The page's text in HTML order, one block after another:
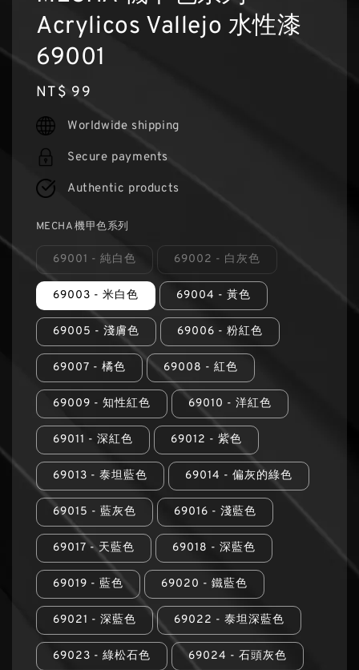
Acrylicos Vallejo 水性漆
69001
Regular
price
NT$ 99
Worldwide shipping
Secure payments
Authentic products
MECHA 機甲色系列
69001 - 純白色 69002 - 白灰色
69003 - 米白色 69004 - 黃色
69005 - 淺膚色 69006 - 粉紅色
69007 - 橘色 69008 - 紅色
69009 - 知性紅色 69010 - 洋紅色
69011 - 深紅色 69012 - 紫色
69013 - 泰坦藍色 69014 - 偏灰的綠色
69015 - 藍灰色 69016 - 淺藍色
69017 - 天藍色 69018 - 深藍色
69019 - 藍色 69020 - 鐵藍色
69021 - 深藍色 69022 - 泰坦深藍色
69023 - 綠松石色 69024 - 石頭灰色